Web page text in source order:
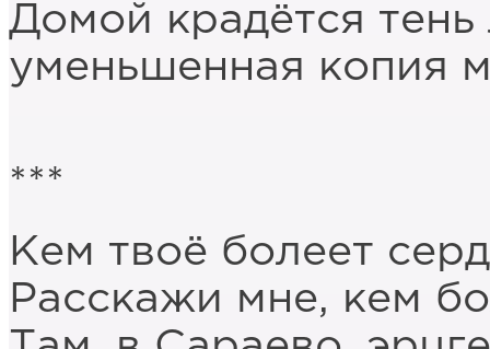
Домой крадётся
уменьшенная копия
***
Кем твоё болеет
Расскажи мне, кем